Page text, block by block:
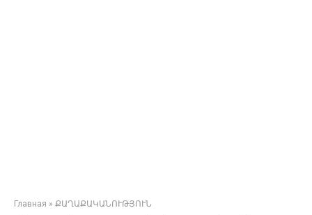
Главная » ՔԱՂԱՔԱԿԱՆՈՒԹՅՈՒՆ